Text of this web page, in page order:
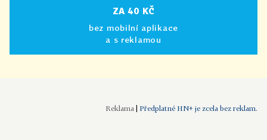
ZA 40 KČ
bez mobilní aplikace
a s reklamou
Předplatné HN+ je zcela bez reklam.